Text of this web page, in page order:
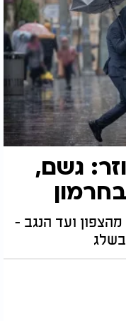
גשם,
ועד הנגב -